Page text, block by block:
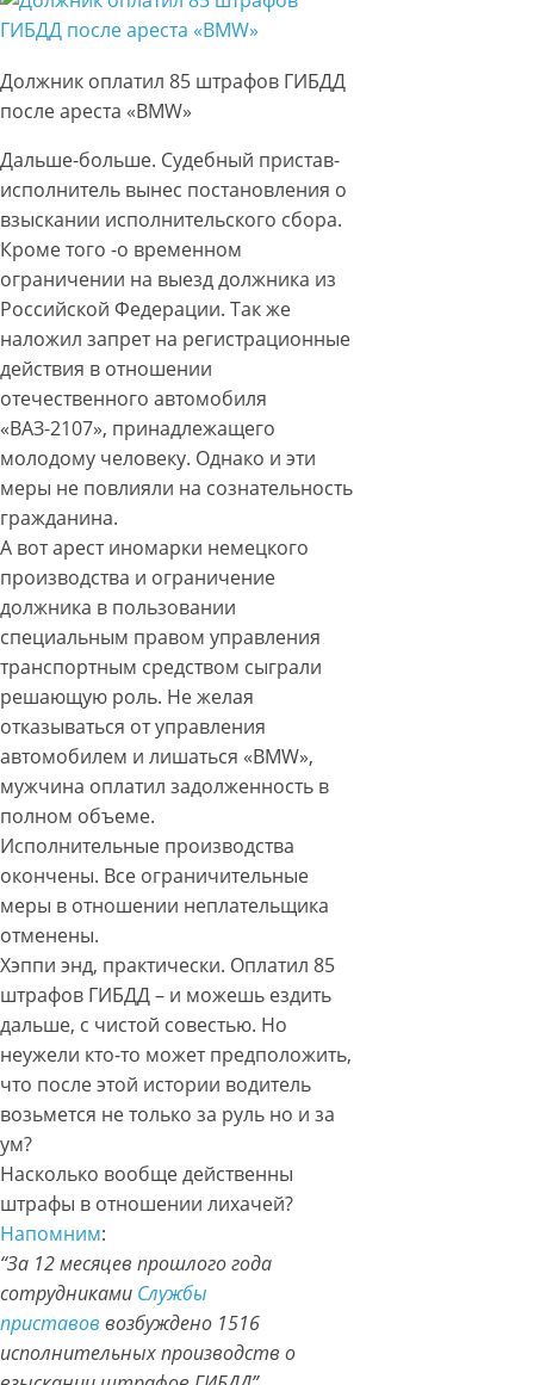
Должник оплатил 85 штрафов ГИБДД
после ареста «BMW»
Дальше-больше. Судебный пристав-
исполнитель вынес постановления о
взыскании исполнительского сбора.
Кроме того -о временном
ограничении на выезд должника из
Российской Федерации. Так же
наложил запрет на регистрационные
действия в отношении
отечественного автомобиля
«ВАЗ-2107», принадлежащего
молодому человеку. Однако и эти
меры не повлияли на сознательность
гражданина.
А вот арест иномарки немецкого
производства и ограничение
должника в пользовании
специальным правом управления
транспортным средством сыграли
решающую роль. Не желая
отказываться от управления
автомобилем и лишаться «BMW»,
мужчина оплатил задолженность в
полном объеме.
Исполнительные производства
окончены. Все ограничительные
меры в отношении неплательщика
отменены.
Хэппи энд, практически. Оплатил 85
штрафов ГИБДД – и можешь ездить
дальше, с чистой совестью. Но
неужели кто-то может предположить,
что после этой истории водитель
возьмется не только за руль но и за
ум?
Насколько вообще действенны
штрафы в отношении лихачей?
Напомним:
“За 12 месяцев прошлого года
сотрудниками Службы
приставов возбуждено 1516
исполнительных производств о